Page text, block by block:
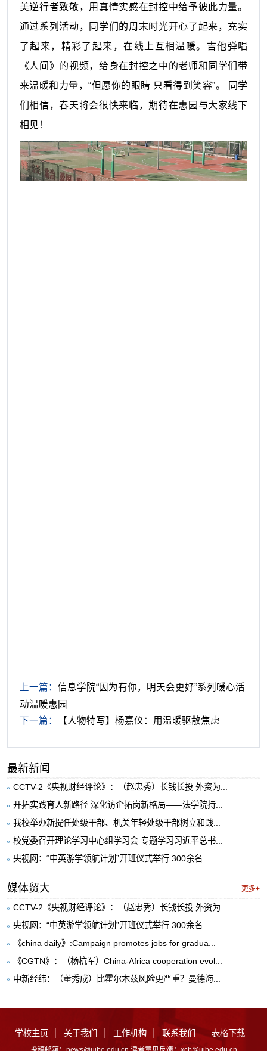
美逆行者致敬，用真情实感在封控中给予彼此力量。
通过系列活动，同学们的周末时光开心了起来，充实
了起来，精彩了起来，在线上互相温暖。吉他弹唱
《人间》的视频，给身在封控之中的老师和同学们带
来温暖和力量，“但愿你的眼睛 只看得到笑容”。 同学
们相信，春天将会很快来临，期待在惠园与大家线下
相见！
上一篇： 信息学院“因为有你，明天会更好”系列暖心活
动温暖惠园
下一篇：
【人物特写】杨嘉仪：用温暖驱散焦虑
最新新闻
CCTV-2《央视财经评论》：（赵忠秀）长钱长投 外资为...
开拓实践育人新路径 深化访企拓岗新格局——法学院持...
我校举办新提任处级干部、机关年轻处级干部树立和践...
校党委召开理论学习中心组学习会 专题学习习近平总书...
央视网：“中英游学领航计划”开班仪式举行 300余名...
媒体贸大 更多+
CCTV-2《央视财经评论》：（赵忠秀）长钱长投 外资为...
央视网：“中英游学领航计划”开班仪式举行 300余名...
《china daily》:Campaign promotes jobs for gradua...
《CGTN》：（杨杭军）China-Africa cooperation evol...
中新经纬：（董秀成）比霍尔木兹风险更严重？曼德海...
学校主页 关于我们 工作机构 联系我们 表格下载